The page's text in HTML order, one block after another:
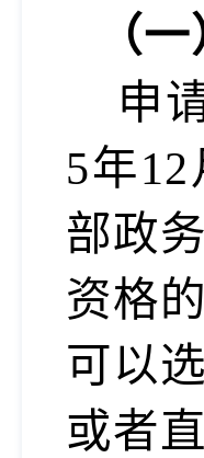
（一
申
5年
部政
资格
可以
或者